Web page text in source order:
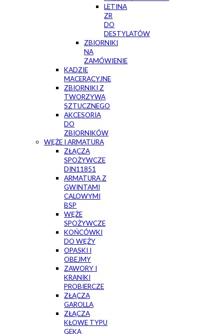
LETINA
ZR
DO
DESTYLATÓW
ZBIORNIKI
NA
ZAMÓWIENIE
KADZIE
MACERACYJNE
ZBIORNIKI Z
TWORZYWA
SZTUCZNEGO
AKCESORIA
DO
ZBIORNIKÓW
WĘŻE I ARMATURA
ZŁĄCZA
SPOŻYWCZE
DIN11851
ARMATURA Z
GWINTAMI
CALOWYMI
BSP
WĘŻE
SPOŻYWCZE
KOŃCÓWKI
DO WĘŻY
OPASKI I
OBEJMY
ZAWORY I
KRANIKI
PROBIERCZE
ZŁĄCZA
GAROLLA
ZŁĄCZA
KŁOWE TYPU
GEKA